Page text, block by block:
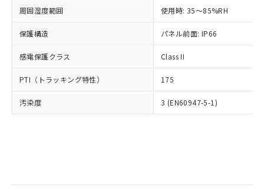
周囲湿度範囲 使用時: 35～85%RH
保護構造 パネル前面: IP66
感電保護クラス Class II
PTI（トラッキング特性） 175
汚染度 3 (EN60947-5-1)
オムロン制御機器販売店や当社販売拠
販売ネットワーク
」をご確認
在庫状況および標準価格結果を当社の
事前の承諾なく第三者に漏洩または開
示しないようお願いします。
マイパーツ機能（部品リスト作成サー
ビス）をご利用いただくには、I-Web
品・サービスに関するお客様との取
但し、RoHS指令で産業用監視および制御機器に対する
適用除外項目は除く。
フタル酸エステル類の４物質については閾値を超える意
図的な使用がないことを確認しています。
部品在庫の切り替え状況などにより、予定
月が前後することがあります。
DEHP(フタル酸ビス(2-エチルヘキシル)) : 1000ppm
「ｅ」：有害物質（10物質）のすべてが基
準値以下であることを示します。
「10」：通常の使用状況下において有害物
質が外部に漏えいし、環境に深刻な影響を
及ぼさない年数を意味します。
当社は貴社製品を、核兵器、ミサイ
ル、化学兵器、生物兵器またはその他
武器並びにこれらの製造装置等に一切
当社は、貴社製品を第三者に販売する
場合は、上記1、2および3の内容を当
該第三者に通知します。また当社は、
販売先および販売に係わる関係者が違
法に輸出するおそれがある場合は、取
り引きをいたしません。
在庫なし(最新の在庫状況につ
いては、お客様のお取引先、ま
たはお客様担当のオムロン制御
機器販売店・当社販売員にご確
受注生産機種、また在庫状況の
情報を公開していない機種